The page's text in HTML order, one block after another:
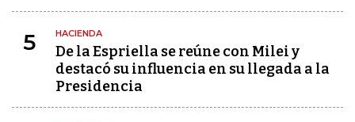
5 HACIENDA
De la Espriella se reúne con Milei y
destacó su influencia en su llegada a la
Presidencia